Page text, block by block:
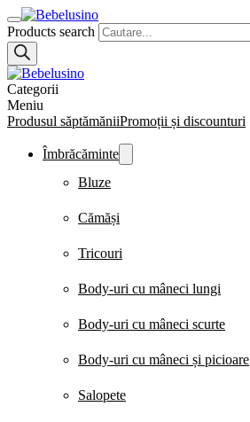
Products search
Categorii
Meniu
Produsul săptămăniiPromoții și discounturi
Îmbrăcăminte
Bluze
Cămăși
Tricouri
Body-uri cu mâneci lungi
Body-uri cu mâneci scurte
Body-uri cu mâneci și picioare
Salopete